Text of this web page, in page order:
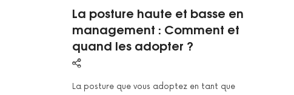
La posture haute et basse en
management : Comment et
quand les adopter ?
La posture que vous adoptez en tant que